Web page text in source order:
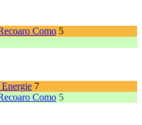
Como 5
7
Como 5